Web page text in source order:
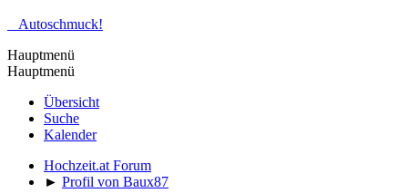
Autoschmuck!
Hauptmenü
Hauptmenü
Übersicht
Suche
Kalender
Hochzeit.at Forum
► Profil von Baux87